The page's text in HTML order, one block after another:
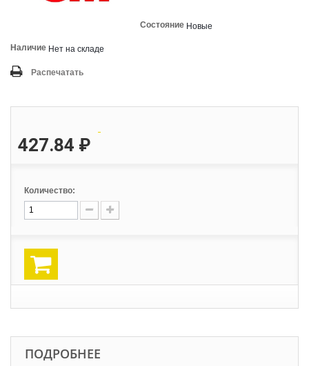
Состояние Новые
Наличие Нет на складе
Распечатать
427.84 ₽
Количество:
ПОДРОБНЕЕ